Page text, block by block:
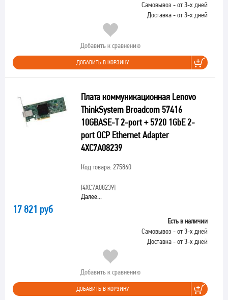
Самовывоз - от 3-х дней
Доставка - от 3-х дней
Добавить к сравнению
ДОБАВИТЬ В КОРЗИНУ
Плата коммуникационная Lenovo
ThinkSystem Broadcom 57416
10GBASE-T 2-port + 5720 1GbE 2-
port OCP Ethernet Adapter
4XC7A08239
Код товара: 275860
[4XC7A08239]
Далее...
17 821 руб
Есть в наличии
Самовывоз - от 3-х дней
Доставка - от 3-х дней
Добавить к сравнению
ДОБАВИТЬ В КОРЗИНУ